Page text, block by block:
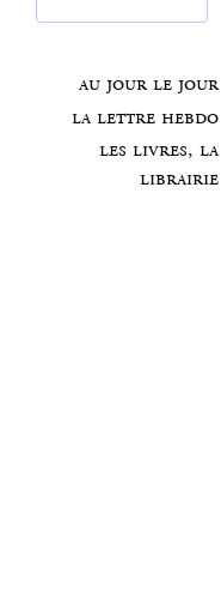
au jour le jour
la lettre hebdo
les livres, la
librairie